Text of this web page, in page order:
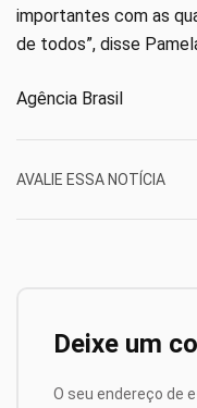
importantes com as
de todos”, disse
Agência Brasil
AVALIE ESSA NOTÍCIA
Deixe um
O seu endereço de